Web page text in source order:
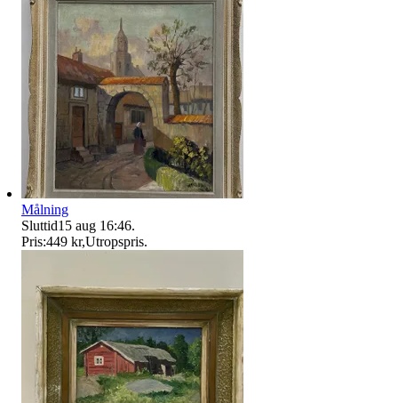
Målning
Sluttid15 aug 16:46.
Pris:449 kr,Utropspris.